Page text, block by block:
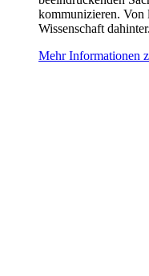
kommunizieren. Von
Wissenschaft dahinter.
Mehr Informationen